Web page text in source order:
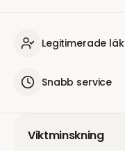
Legitimerade
Snabb service
Viktminskning